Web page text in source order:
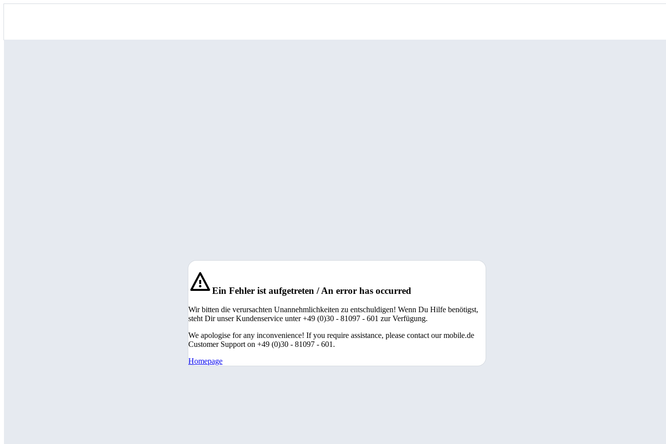
Ein Fehler ist aufgetreten / An error has occurred
Wir bitten die verursachten Unannehmlichkeiten zu entschuldigen! Wenn Du Hilfe benötigst,
steht Dir unser Kundenservice unter +49 (0)30 - 81097 - 601 zur Verfügung.
We apologise for any inconvenience! If you require assistance, please contact our mobile.de
Customer Support on +49 (0)30 - 81097 - 601.
Homepage